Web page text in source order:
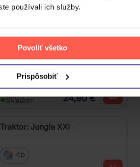
používali ich služby.
Povoliť všetko
Prispôsobiť
CD
Linkin Park: From Zero (Coloured
Blue Vinyl)
Skladom 24,90 €
Traktor: Jungle XXI
CD